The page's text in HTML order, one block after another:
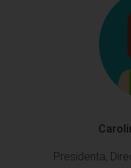
Presidenta,